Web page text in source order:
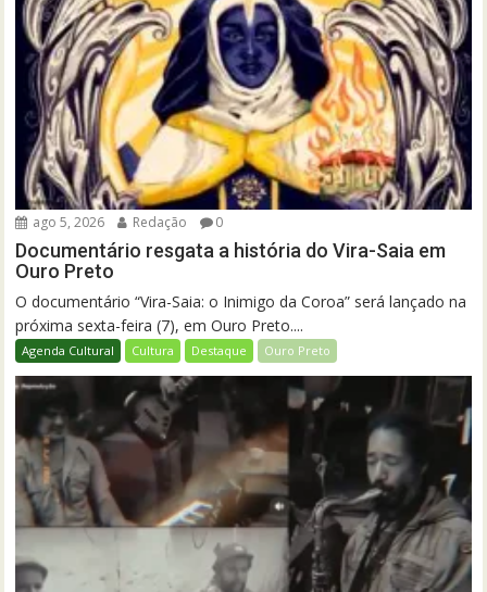
ago 5, 2026 Redação 0
Documentário resgata a história do Vira-Saia em
Ouro Preto
O documentário “Vira-Saia: o Inimigo da Coroa” será lançado na
próxima sexta-feira (7), em Ouro Preto....
Agenda Cultural Cultura Destaque Ouro Preto